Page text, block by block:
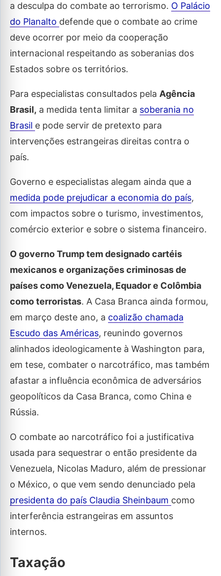
a desculpa do combate ao terrorismo. O Palácio
do Planalto defende que o combate ao crime
deve ocorrer por meio da cooperação
internacional respeitando as soberanias dos
Estados sobre os territórios.
Para especialistas consultados pela Agência
Brasil, a medida tenta limitar a soberania no
Brasil e pode servir de pretexto para
intervenções estrangeiras direitas contra o
país.
Governo e especialistas alegam ainda que a
medida pode prejudicar a economia do país,
com impactos sobre o turismo, investimentos,
comércio exterior e sobre o sistema financeiro.
O governo Trump tem designado cartéis
mexicanos e organizações criminosas de
países como Venezuela, Equador e Colômbia
como terroristas. A Casa Branca ainda formou,
em março deste ano, a coalizão chamada
Escudo das Américas, reunindo governos
alinhados ideologicamente à Washington para,
em tese, combater o narcotráfico, mas também
afastar a influência econômica de adversários
geopolíticos da Casa Branca, como China e
Rússia.
O combate ao narcotráfico foi a justificativa
usada para sequestrar o então presidente da
Venezuela, Nicolas Maduro, além de pressionar
o México, o que vem sendo denunciado pela
presidenta do país Claudia Sheinbaum como
interferência estrangeiras em assuntos
internos.
Taxação